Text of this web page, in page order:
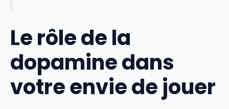
Le rôle de la
dopamine dans
votre envie de jouer